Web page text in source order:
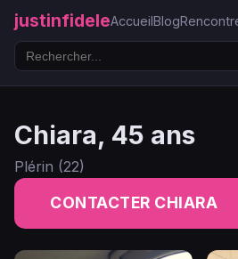
justinfideleAccueilBlog
Chiara, 45 ans
Plérin (22)
CONTACTER CHIARA